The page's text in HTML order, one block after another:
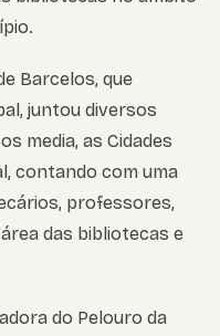
Barcelos, que
juntou diversos
media, as Cidades
contando com uma
professores,
das bibliotecas e
do Pelouro da